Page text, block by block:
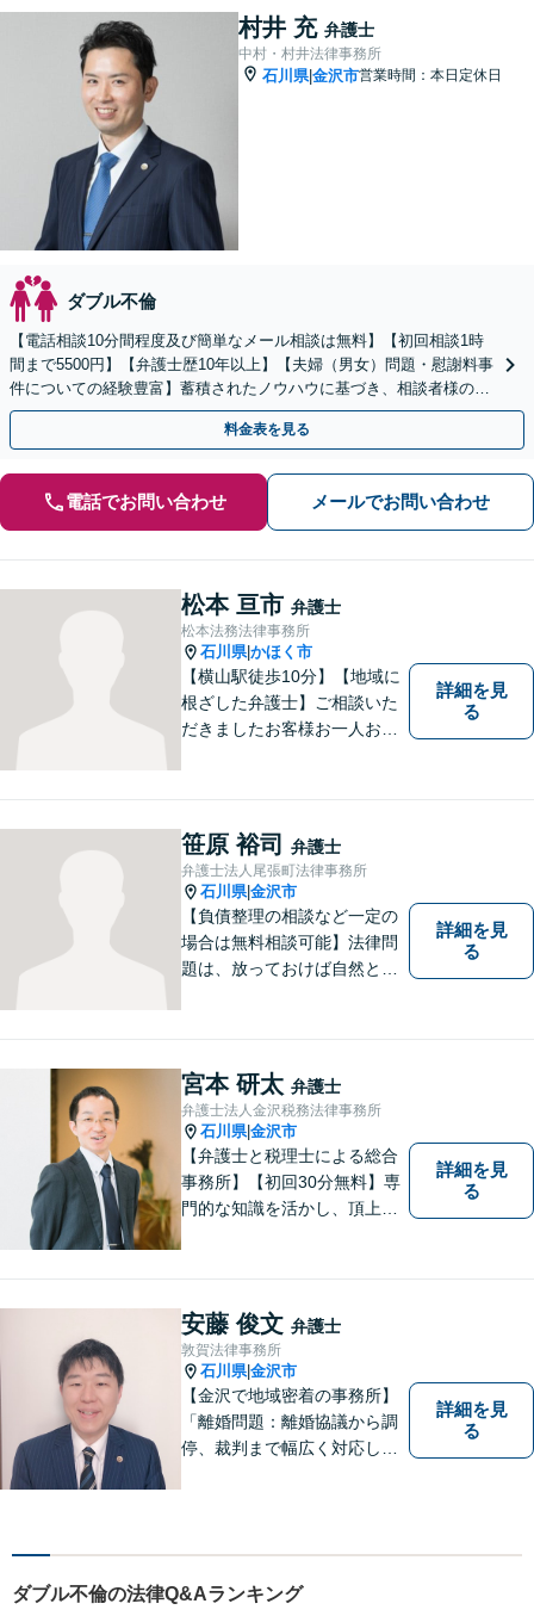
村井 充 弁護士
中村・村井法律事務所
石川県|金沢市営業時間：本日定休日
ダブル不倫
【電話相談10分間程度及び簡単なメール相談は無料】【初回相談1時
間まで5500円】【弁護士歴10年以上】【夫婦（男女）問題・慰謝料事
件についての経験豊富】蓄積されたノウハウに基づき、相談者様の要
望を最大限に実現します。
料金表を見る
電話でお問い合わせ メールでお問い合わせ
松本 亘市 弁護士
松本法務法律事務所
石川県|かほく市
【横山駅徒歩10分】【地域に
根ざした弁護士】ご相談いた
だきましたお客様お一人お一
婚問題／相続問題／刑事事件
など、幅広く対応可能。【夜
間／休日対応可能】どうぞお
気軽にご相談ください。
詳細を見
る
笹原 裕司 弁護士
弁護士法人尾張町法律事務所
石川県|金沢市
【負債整理の相談など一定の
場合は無料相談可能】法律問
題は、放っておけば自然と解
行うことが、解決への近道と
なります。 お気軽にご相談く
ださい。
詳細を見
る
宮本 研太 弁護士
弁護士法人金沢税務法律事務所
石川県|金沢市
【弁護士と税理士による総合
事務所】【初回30分無料】専
門的な知識を活かし、頂上＝
トします。 事務所ホームペー
ジあります。
詳細を見
る
安藤 俊文 弁護士
敦賀法律事務所
石川県|金沢市
【金沢で地域密着の事務所】
「離婚問題：離婚協議から調
停、裁判まで幅広く対応し、
弁護士が介入することで賠償
ケースあり」【休日・夜間相
詳細を見
る
ダブル不倫の法律Q&Aランキング